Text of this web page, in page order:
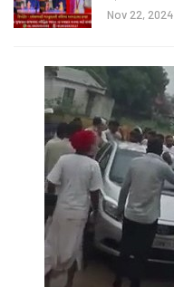
Nov 22, 2024